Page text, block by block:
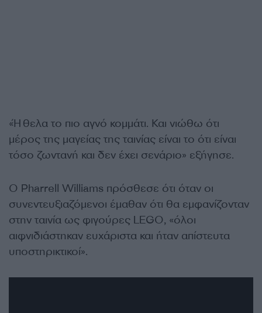
«Ήθελα το πιο αγνό κομμάτι. Και νιώθω ότι
μέρος της μαγείας της ταινίας είναι το ότι είναι
τόσο ζωντανή και δεν έχει σενάριο» εξήγησε.
Ο Pharrell Williams πρόσθεσε ότι όταν οι
συνεντευξιαζόμενοι έμαθαν ότι θα εμφανίζονταν
στην ταινία ως φιγούρες LEGO, «όλοι
αιφνιδιάστηκαν ευχάριστα και ήταν απίστευτα
υποστηρικτικοί».